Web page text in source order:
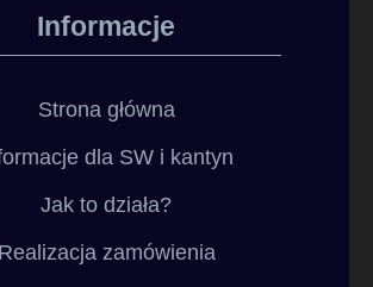
Informacje​
Strona główna
dla SW i kantyn
Jak to działa?
Realizacja zamówienia